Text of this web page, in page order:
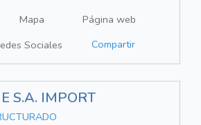
Mapa
Página web
Sociales Compartir
S.A. IMPORT